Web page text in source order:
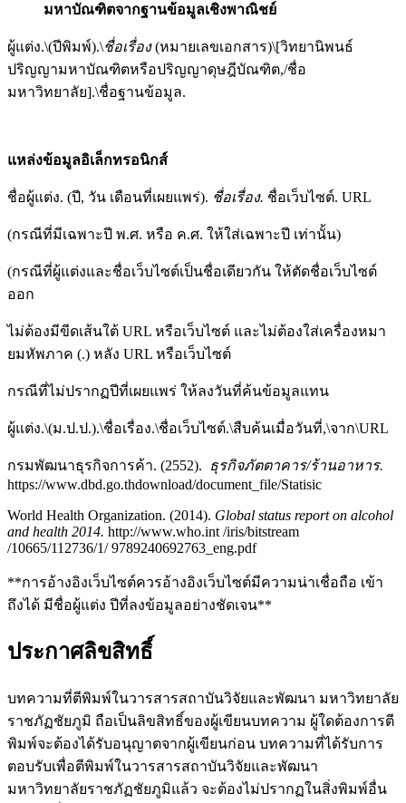
มหาบัณฑิตจากฐานข้อมูลเชิงพาณิชย์
ผู้แต่ง.\(ปีพิมพ์).\ชื่อเรื่อง(หมายเลขเอกสาร)\[วิทยานิพนธ์
ปริญญามหาบัณฑิตหรือปริญญาดุษฎีบัณฑิต,/ชื่อ
มหาวิทยาลัย].\ชื่อฐานข้อมูล.
แหล่งข้อมูลอิเล็กทรอนิกส์
ชื่อผู้แต่ง. (ปี, วัน เดือนที่เผยแพร่). ชื่อเรื่อง. ชื่อเว็บไซต์. URL
(กรณีที่มีเฉพาะปี พ.ศ. หรือ ค.ศ. ให้ใส่เฉพาะปี เท่านั้น)
(กรณีที่ผู้แต่งและชื่อเว็บไซต์เป็นชื่อเดียวกัน ให้ตัดชื่อเว็บไซต์
ออก
ไม่ต้องมีขีดเส้นใต้ URL หรือเว็บไซต์ และไม่ต้องใส่เครื่องหมา
ยมหัพภาค (.) หลัง URL หรือเว็บไซต์
กรณีที่ไม่ปรากฏปีที่เผยแพร่ ให้ลงวันที่ค้นข้อมูลแทน
ผู้แต่ง.\(ม.ป.ป.).\ชื่อเรื่อง.\ชื่อเว็บไซต์.\สืบค้นเมื่อวันที่,\จาก\URL
กรมพัฒนาธุรกิจการค้า. (2552).
ธุรกิจภัตตาคาร/ร้านอาหาร.
https://www.dbd.go.thdownload/document_file/Statisic
World Health Organization. (2014). Global status report on alcohol
and health 2014. http://www.who.int /iris/bitstream
/10665/112736/1/ 9789240692763_eng.pdf
**การอ้างอิงเว็บไซต์ควรอ้างอิงเว็บไซต์มีความน่าเชื่อถือ เข้า
ถึงได้ มีชื่อผู้แต่ง ปีที่ลงข้อมูลอย่างชัดเจน**
ประกาศลิขสิทธิ์
บทความที่ตีพิมพ์ในวารสารสถาบันวิจัยและพัฒนา มหาวิทยาลัย
ราชภัฏชัยภูมิ ถือเป็นลิขสิทธิ์ของผู้เขียนบทความ ผู้ใดต้องการตี
พิมพ์จะต้องได้รับอนุญาตจากผู้เขียนก่อน บทความที่ได้รับการ
ตอบรับเพื่อตีพิมพ์ในวารสารสถาบันวิจัยและพัฒนา
มหาวิทยาลัยราชภัฏชัยภูมิแล้ว จะต้องไม่ปรากฏในสิ่งพิมพ์อื่น